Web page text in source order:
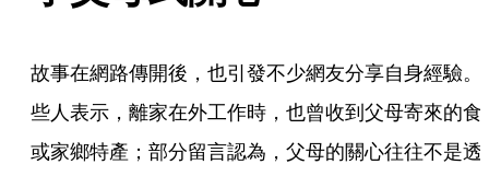
故事在網路傳開後，也引發不少網友分享自身經驗。
些人表示，離家在外工作時，也曾收到父母寄來的食
或家鄉特產；部分留言認為，父母的關心往往不是透